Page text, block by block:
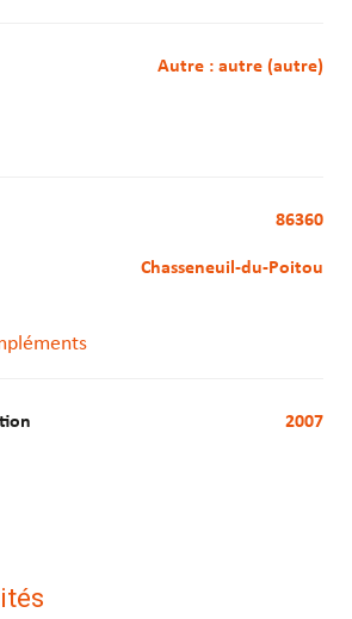
autre : autre (autre)
86360
Chasseneuil-du-Poitou
2007